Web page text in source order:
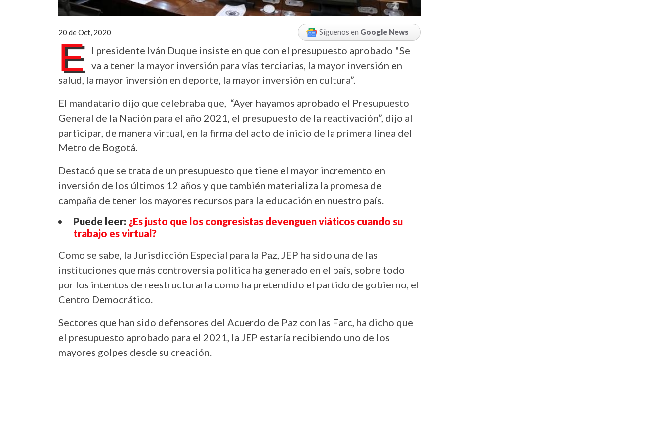
20 de Oct, 2020 Síguenos en Google News
E
l presidente Iván Duque insiste en que con el presupuesto aprobado "Se
va a tener la mayor inversión para vías terciarias, la mayor inversión en
salud, la mayor inversión en deporte, la mayor inversión en cultura”.
El mandatario dijo que celebraba que, “Ayer hayamos aprobado el Presupuesto
General de la Nación para el año 2021, el presupuesto de la reactivación”, dijo al
participar, de manera virtual, en la firma del acto de inicio de la primera línea del
Metro de Bogotá.
Destacó que se trata de un presupuesto que tiene el mayor incremento en
inversión de los últimos 12 años y que también materializa la promesa de
campaña de tener los mayores recursos para la educación en nuestro país.
Puede leer: ¿Es justo que los congresistas devenguen viáticos cuando su
trabajo es virtual?
Como se sabe, la Jurisdicción Especial para la Paz, JEP ha sido una de las
instituciones que más controversia política ha generado en el país, sobre todo
por los intentos de reestructurarla como ha pretendido el partido de gobierno, el
Centro Democrático.
Sectores que han sido defensores del Acuerdo de Paz con las Farc, ha dicho que
el presupuesto aprobado para el 2021, la JEP estaría recibiendo uno de los
mayores golpes desde su creación.